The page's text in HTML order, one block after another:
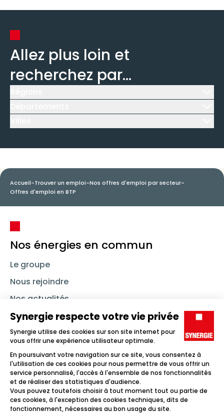
Allez plus loin et
recherchez par...
Accueil-Trouver un emploi-Nos offres d'emploi par secteur-
Offres d'emploi en BTP
Nos énergies en commun
Le groupe
Nous rejoindre
Nos actualités
Nous contacter
Linkedin SynergieInstagramTikTok Youtube
Trouver un emploi
Icône d'illustration
Candidats
Icône d'illustration